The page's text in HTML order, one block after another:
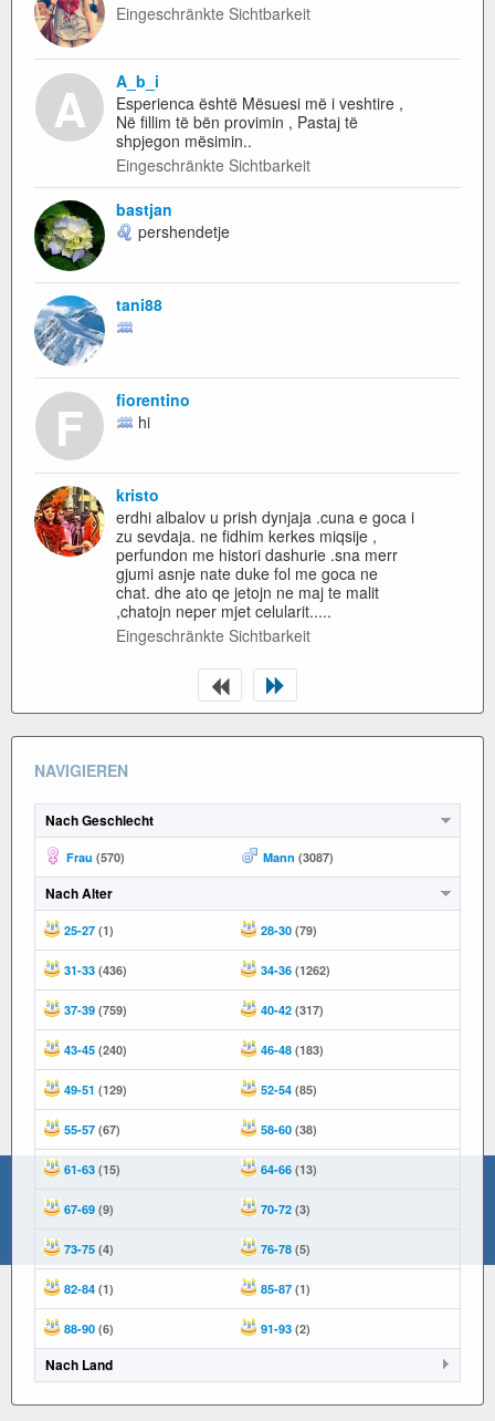
Eingeschränkte Sichtbarkeit
A
A_b_i
Esperienca është Mësuesi më i veshtire ,
Në fillim të bën provimin , Pastaj të
shpjegon mësimin..
Eingeschränkte Sichtbarkeit
bastjan
pershendetje
tani88
F
fiorentino
hi
kristo
erdhi albalov u prish dynjaja .cuna e goca i
zu sevdaja. ne fidhim kerkes miqsije ,
perfundon me histori dashurie .sna merr
gjumi asnje nate duke fol me goca ne
chat. dhe ato qe jetojn ne maj te malit
,chatojn neper mjet celularit.....
Eingeschränkte Sichtbarkeit
NAVIGIEREN
Nach Geschlecht
Frau (570) Mann (3087)
Nach Alter
25-27 (1) 28-30 (79)
31-33 (436) 34-36 (1262)
37-39 (759) 40-42 (317)
43-45 (240) 46-48 (183)
49-51 (129) 52-54 (85)
55-57 (67) 58-60 (38)
61-63 (15) 64-66 (13)
67-69 (9) 70-72 (3)
73-75 (4) 76-78 (5)
82-84 (1) 85-87 (1)
88-90 (6) 91-93 (2)
Nach Land